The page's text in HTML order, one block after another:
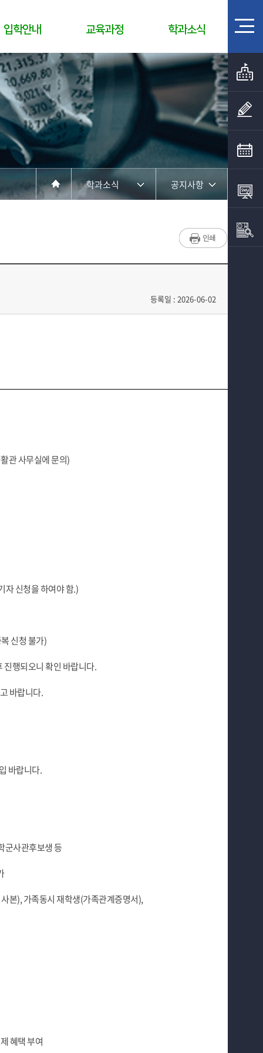
입학안내 교육과정 학과소식
학과소식
입학안내
공지사항
포토갤러리
학과이야기
학과행사
등록일 : 2026-06-02
관 사무실에 문의)
자 신청을 하여야 함.)
신청 불가)
진행되오니 확인 바랍니다.
바랍니다.
바랍니다.
군사관후보생 등
본), 가족동시 재학생(가족관계증명서),
혜택 부여